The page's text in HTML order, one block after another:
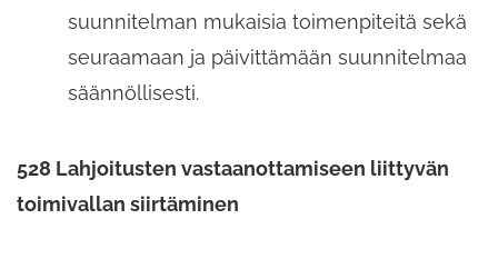
suunnitelman mukaisia toimenpiteitä sekä
seuraamaan ja päivittämään suunnitelmaa
säännöllisesti.
528 Lahjoitusten vastaanottamiseen liittyvän
toimivallan siirtäminen